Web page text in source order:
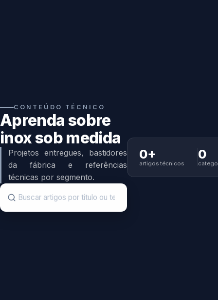
CONTEÚDO TÉCNICO
Aprenda sobre
inox sob medida
Projetos entregues, bastidores
da fábrica e referências
técnicas por segmento.
0+
artigos técnicos
0